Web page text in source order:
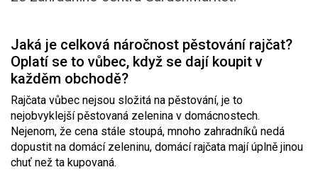
Jaká je celková náročnost pěstování rajčat?
Oplatí se to vůbec, když se dají koupit v
každěm obchodě?
Rajčata vůbec nejsou složitá na pěstování, je to
nejobvyklejší pěstovaná zelenina v domácnostech.
Nejenom, že cena stále stoupá, mnoho zahradníků nedá
dopustit na domácí zeleninu, domácí rajčata mají úplně jinou
chuť než ta kupovaná.